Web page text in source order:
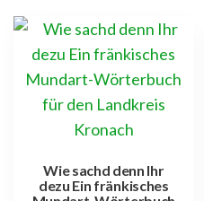
Wie sachd denn Ihr
dezu Ein fränkisches